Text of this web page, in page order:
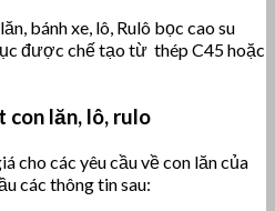
bánh xe, lô, Rulô bọc cao su
được chế tạo từ thép C45 hoặc
con lăn, lô, rulo
cho các yêu cầu về con lăn của
các thông tin sau: